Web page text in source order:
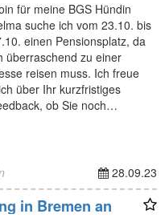
für meine BGS Hündin
suche ich vom 23.10. bis
einen Pensionsplatz, da
überraschend zu einer
reisen muss. Ich freue
über Ihr kurzfristiges
ob Sie noch…
28.09.23
in Bremen an